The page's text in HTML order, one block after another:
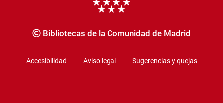
Bibliotecas de la Comunidad de Madrid
Accesibilidad Aviso legal Sugerencias y quejas